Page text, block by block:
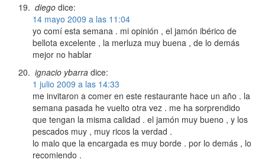
diego dice:
14 mayo 2009 a las 11:04
yo comí esta semana . mi opinión , el jamón ibérico de
bellota excelente , la merluza muy buena , de lo demás
mejor no hablar
ignacio ybarra dice:
1 julio 2009 a las 14:33
me invitaron a comer en este restaurante hace un año . la
semana pasada he vuelto otra vez . me ha sorprendido
que tengan la misma calidad . el jamón muy bueno , y los
pescados muy , muy ricos la verdad .
lo malo que la encargada es muy borde . por lo demás , lo
recomiendo .